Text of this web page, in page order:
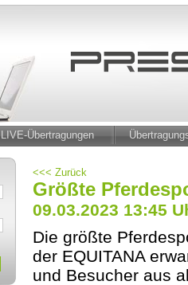
LIVE-Übertragungen
<<< Zurück
Größte
09.03.2023 13:45
Die größte
der EQUITANA
und Besucher aus